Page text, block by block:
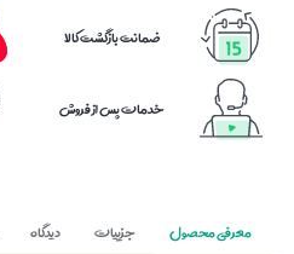
ضمانت بازگشت کالا
خدمات پس از فروش
معرفی محصول جزییات دیدگاه